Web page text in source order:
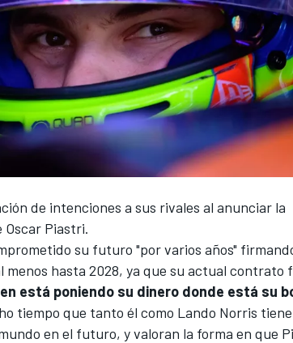
de intenciones a sus rivales al anunciar la
Oscar Piastri.
su futuro "por varios años"
hasta 2028, ya que su actual contrato
está poniendo su dinero donde está su
tiempo que tanto él como Lando Norris
en el futuro, y valoran la forma en que